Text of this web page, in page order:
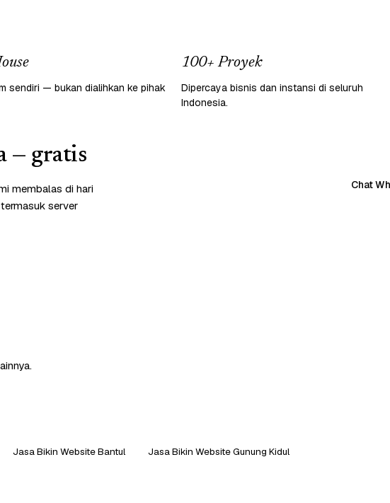
sendiri — bukan dialihkan ke pihak
100+ Proyek
Dipercaya bisnis dan instansi di seluruh
Indonesia.
— gratis
membalas di hari
server
Chat
Jasa Bikin Website Bantul Jasa Bikin Website Gunung Kidul